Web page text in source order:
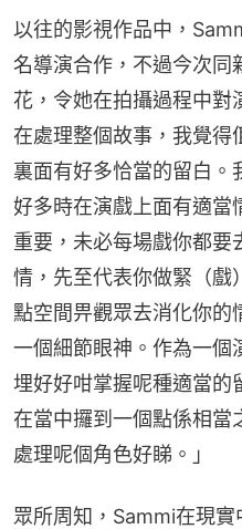
以往的影視作品中，
名導演合作，不過今次同
花，令她在拍攝過程中對
在處理整個故事，我覺得
裏面有好多恰當的留白。
好多時在演戲上面有適當
重要，未必每場戲你都要
情，先至代表你做緊（戲
點空間畀觀眾去消化你的
一個細節眼神。作為一個
埋好好咁掌握呢種適當的
在當中攞到一個點係相當
處理呢個角色好睇。」
眾所周知，Sammi在現